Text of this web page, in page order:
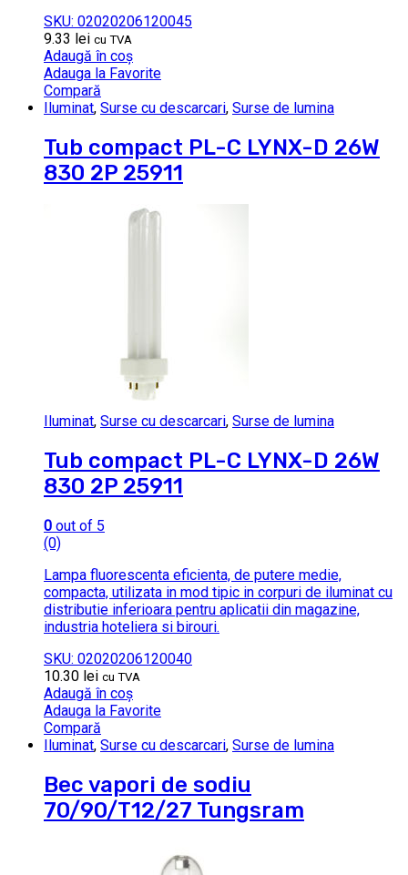
SKU: 02020206120045
9.33 lei cu TVA
Adaugă în coș
Adauga la Favorite
Compară
Iluminat, Surse cu descarcari, Surse de lumina
Tub compact PL-C LYNX-D 26W
830 2P 25911
Iluminat, Surse cu descarcari, Surse de lumina
Tub compact PL-C LYNX-D 26W
830 2P 25911
0 out of 5
(0)
Lampa fluorescenta eficienta, de putere medie,
compacta, utilizata in mod tipic in corpuri de iluminat cu
distributie inferioara pentru aplicatii din magazine,
industria hoteliera si birouri.
SKU: 02020206120040
10.30 lei cu TVA
Adaugă în coș
Adauga la Favorite
Compară
Iluminat, Surse cu descarcari, Surse de lumina
Bec vapori de sodiu
70/90/T12/27 Tungsram